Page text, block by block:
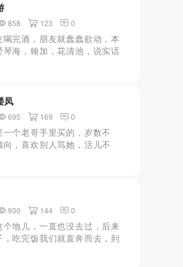
858 123 0
完酒，朋友就蠢蠢欲动，本
琴海，翰加，花清池，说实话
水被查了以后真是不敢去，
只是换了个名就有心思了，
凤
695 169 0
个老哥手里买的，岁数不
，喜欢别人骂她，活儿不
中，就是比较不好约，加上
挺谨慎的，ly们喜欢这类型的可
930 144 0
地儿，一直也没去过，后来
吃完饭我们就直奔而去，到
一问上面有个哥们儿完事儿
然后又发现妹子是真人与照